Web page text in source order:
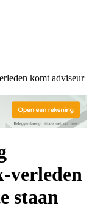
komt adviseur
verleden
staan